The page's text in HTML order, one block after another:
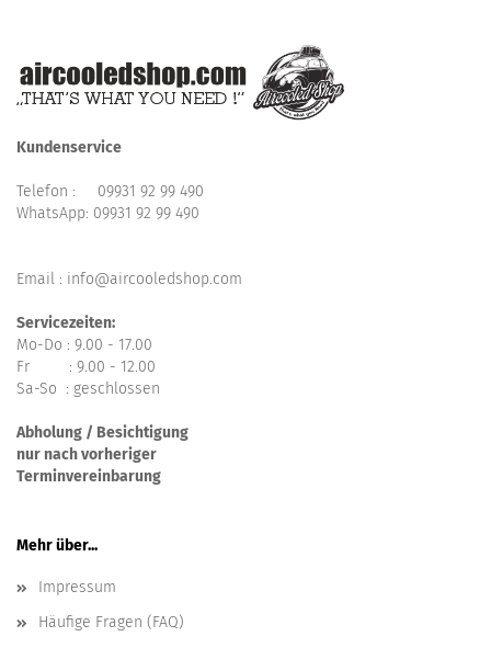
Kundenservice
Telefon : 09931 92 99 490
WhatsApp: 09931 92 99 490
Email : info@aircooledshop.com
Servicezeiten:
Mo-Do : 9.00 - 17.00
Fr : 9.00 - 12.00
Sa-So : geschlossen
Abholung / Besichtigung
nur nach vorheriger
Terminvereinbarung
Mehr über...
Impressum
Häufige Fragen (FAQ)